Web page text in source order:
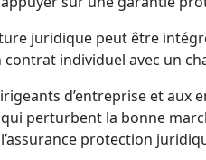
juridique peut être
contrat individuel avec un
d’entreprise et
perturbent la bonne
protection